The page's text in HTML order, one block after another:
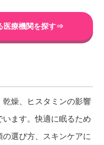
医療機関を探す⇒
燥、ヒスタミンの影響
ます。快適に眠るため
選び方、スキンケアに